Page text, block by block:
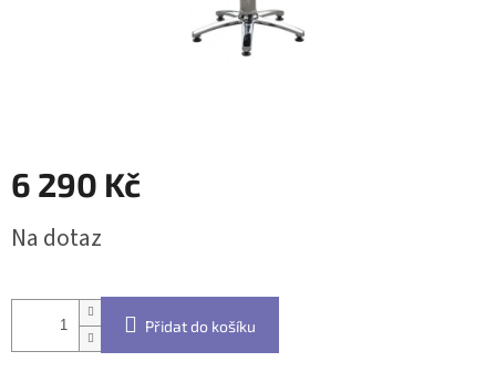
6 290 Kč
cena:
Na dotaz
Přidat do košíku